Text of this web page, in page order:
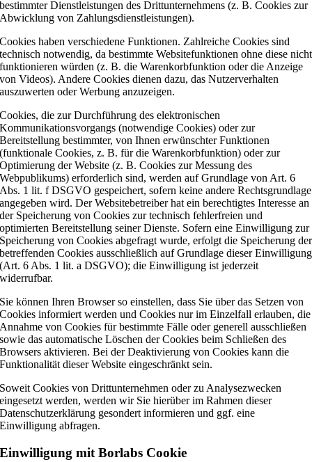
bestimmter Dienstleistungen des Drittunternehmens (z. B. Cookies zur
Abwicklung von Zahlungsdienstleistungen).
Cookies haben verschiedene Funktionen. Zahlreiche Cookies sind
technisch notwendig, da bestimmte Websitefunktionen ohne diese nicht
funktionieren würden (z. B. die Warenkorbfunktion oder die Anzeige
von Videos). Andere Cookies dienen dazu, das Nutzerverhalten
auszuwerten oder Werbung anzuzeigen.
Cookies, die zur Durchführung des elektronischen
Kommunikationsvorgangs (notwendige Cookies) oder zur
Bereitstellung bestimmter, von Ihnen erwünschter Funktionen
(funktionale Cookies, z. B. für die Warenkorbfunktion) oder zur
Optimierung der Website (z. B. Cookies zur Messung des
Webpublikums) erforderlich sind, werden auf Grundlage von Art. 6
Abs. 1 lit. f DSGVO gespeichert, sofern keine andere Rechtsgrundlage
angegeben wird. Der Websitebetreiber hat ein berechtigtes Interesse an
der Speicherung von Cookies zur technisch fehlerfreien und
optimierten Bereitstellung seiner Dienste. Sofern eine Einwilligung zur
Speicherung von Cookies abgefragt wurde, erfolgt die Speicherung der
betreffenden Cookies ausschließlich auf Grundlage dieser Einwilligung
(Art. 6 Abs. 1 lit. a DSGVO); die Einwilligung ist jederzeit
widerrufbar.
Sie können Ihren Browser so einstellen, dass Sie über das Setzen von
Cookies informiert werden und Cookies nur im Einzelfall erlauben, die
Annahme von Cookies für bestimmte Fälle oder generell ausschließen
sowie das automatische Löschen der Cookies beim Schließen des
Browsers aktivieren. Bei der Deaktivierung von Cookies kann die
Funktionalität dieser Website eingeschränkt sein.
Soweit Cookies von Drittunternehmen oder zu Analysezwecken
eingesetzt werden, werden wir Sie hierüber im Rahmen dieser
Datenschutzerklärung gesondert informieren und ggf. eine
Einwilligung abfragen.
Einwilligung mit Borlabs Cookie